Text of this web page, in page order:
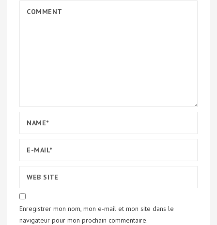
Enregistrer mon nom, mon e-mail et mon site dans le
navigateur pour mon prochain commentaire.